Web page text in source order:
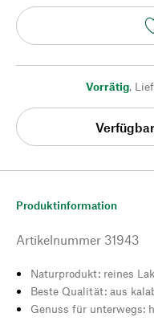
Vorrätig,
Produktinformation
Artikelnummer 31943
Naturprodukt: reines
Beste Qualität: aus
Genuss für unterwegs: